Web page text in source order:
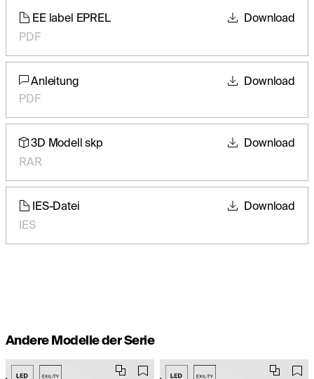
EE label EPREL
PDF
Download
Anleitung
PDF
Download
3D Modell skp
RAR
Download
IES-Datei
IES
Download
Andere Modelle der Serie